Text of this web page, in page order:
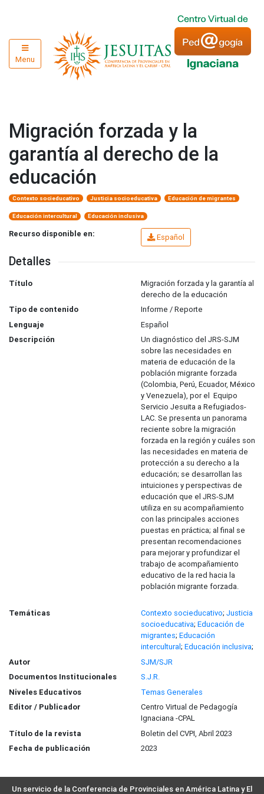
Menu
Migración forzada y la
garantía al derecho de la
educación
Contexto socieducativo Justicia socioeducativa Educación de migrantes
Educación intercultural Educación inclusiva
Recurso disponible en: Español
Detalles
Título
Migración forzada y la garantía al
derecho de la educación
Tipo de contenido
Informe / Reporte
Lenguaje
Español
Descripción
Un diagnóstico del JRS-SJM
sobre las necesidades en
materia de educación de la
población migrante forzada
(Colombia, Perú, Ecuador, México
y Venezuela), por el Equipo
Servicio Jesuita a Refugiados-
LAC. Se presenta un panorama
reciente sobre la migración
forzada en la región y cuáles son
las necesidades en materia de
protección a su derecho a la
educación; se desarrollan las
intuiciones y perspectivas de
educación que el JRS-SJM
utiliza en su acompañamiento
con las principales acciones
puestas en práctica; al final se
presentan recomendaciones
para mejorar y profundizar el
trabajo de acompañamiento
educativo de la red hacia la
población migrante forzada.
Temáticas Contexto socieducativo; Justicia
socioeducativa; Educación de
migrantes; Educación
intercultural; Educación inclusiva;
Autor
SJM/SJR
Documentos Institucionales
S.J.R.
Niveles Educativos
Temas Generales
Editor / Publicador
Centro Virtual de Pedagogía
Ignaciana -CPAL
Título de la revista
Boletin del CVPI, Abril 2023
Fecha de publicación
2023
Un servicio de la Conferencia de Provinciales en América Latina y El